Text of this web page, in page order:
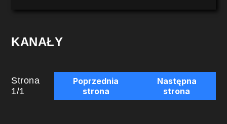
KANAŁY
Strona
1/1
Poprzednia
strona
Następna
strona